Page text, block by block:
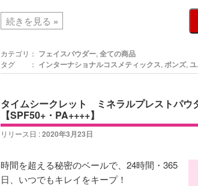
続きを見る »
カテゴリ： フェイスパウダー, 全ての商品
タグ ： インターナショナルコスメティックス, ポンズ,
タイムシークレット ミネラルプレストパ
【SPF50+・PA++++】
リリース日 :2020年3月23日
時間を超える秘密のベールで、24時間・365
日、いつでもキレイをキープ！